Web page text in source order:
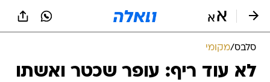
סלבס/מקומי
לא עוד ריף: עופר שכטר ואשתו